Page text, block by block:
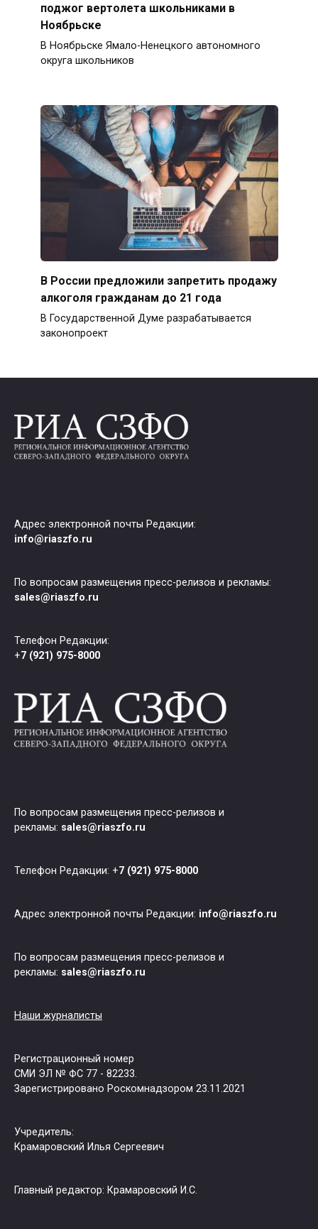
поджог вертолета школьниками в
Ноябрьске
В Ноябрьске Ямало-Ненецкого автономного
округа школьников
В России предложили запретить продажу
алкоголя гражданам до 21 года
В Государственной Думе разрабатывается
законопроект
Адрес электронной почты Редакции:
info@riaszfo.ru
По вопросам размещения пресс-релизов и рекламы:
sales@riaszfo.ru
Телефон Редакции:
+7 (921) 975-8000
По вопросам размещения пресс-релизов и
рекламы: sales@riaszfo.ru
Телефон Редакции: +7 (921) 975-8000
Адрес электронной почты Редакции: info@riaszfo.ru
По вопросам размещения пресс-релизов и
рекламы: sales@riaszfo.ru
Наши журналисты
Регистрационный номер
СМИ ЭЛ № ФС 77 - 82233.
Зарегистрировано Роскомнадзором 23.11.2021
Учредитель:
Крамаровский Илья Сергеевич
Главный редактор: Крамаровский И.С.